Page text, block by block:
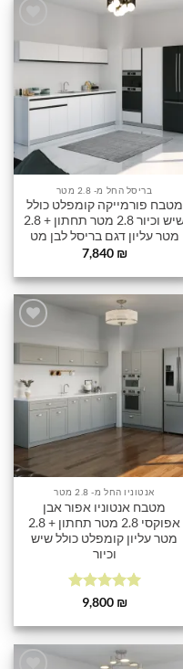
שלי
בריסל החל מ- 2.8 מטר
מטבח פורמייקה קומפלט כולל
שיש וכיור 2.8 מטר תחתון + 2.8
מטר עליון דגם בריסל לבן מט
7,840 ₪
הוסף
שלי
אנטוניו החל מ- 2.8 מטר
מטבח אנטוניו אפור אבן
אפוקסי 2.8 מטר תחתון + 2.8
מטר עליון קומפלט כולל שיש
וכיור
דורג5מתוך
9,800 ₪